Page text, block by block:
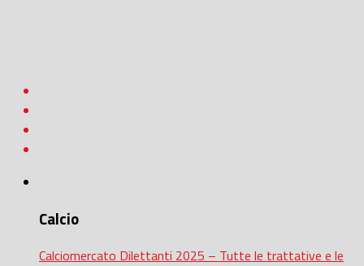
Calcio
Calciomercato Dilettanti 2025 – Tutte le trattative e le